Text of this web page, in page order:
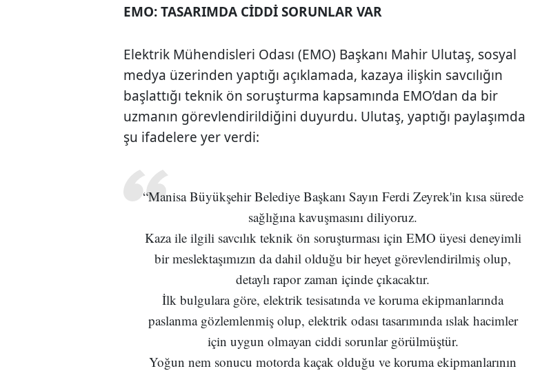
EMO: TASARIMDA CİDDİ SORUNLAR VAR
Elektrik Mühendisleri Odası (EMO) Başkanı Mahir Ulutaş, sosyal
medya üzerinden yaptığı açıklamada, kazaya ilişkin savcılığın
başlattığı teknik ön soruşturma kapsamında EMO’dan da bir
uzmanın görevlendirildiğini duyurdu. Ulutaş, yaptığı paylaşımda
şu ifadelere yer verdi:
“Manisa Büyükşehir Belediye Başkanı Sayın Ferdi Zeyrek'in kısa sürede
sağlığına kavuşmasını diliyoruz.
Kaza ile ilgili savcılık teknik ön soruşturması için EMO üyesi deneyimli
bir meslektaşımızın da dahil olduğu bir heyet görevlendirilmiş olup,
detaylı rapor zaman içinde çıkacaktır.
İlk bulgulara göre, elektrik tesisatında ve koruma ekipmanlarında
paslanma gözlemlenmiş olup, elektrik odası tasarımında ıslak hacimler
için uygun olmayan ciddi sorunlar görülmüştür.
Yoğun nem sonucu motorda kaçak olduğu ve koruma ekipmanlarının